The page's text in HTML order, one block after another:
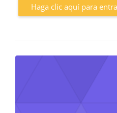
Haga clic aquí para